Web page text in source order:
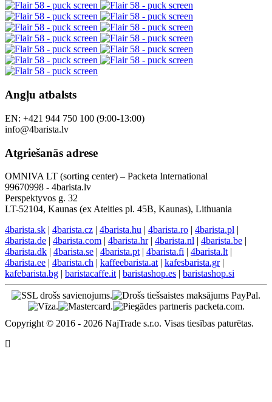
Angļu atbalsts
EN: +421 944 750 100 (9:00-13:00)
info@4barista.lv
Atgriešanās adrese
OMNIVA LT (sorting center) – Packeta International
99670998 - 4barista.lv
Perspektyvos g. 32
LT-52104, Kaunas (ex Ateities pl. 45B, Kaunas), Lithuania
4barista.sk | 4barista.cz | 4barista.hu | 4barista.ro | 4barista.pl |
4barista.de | 4barista.com | 4barista.hr| 4barista.nl | 4barista.be |
4barista.dk | 4barista.se | 4barista.pt | 4barista.fi | 4barista.lt |
4barista.ee | 4barista.ch | kaffeebarista.at | kafesbarista.gr|
kafebarista.bg | baristacaffe.it | baristashop.es | baristashop.si
Copyright © 2016 - 2026 NajTrade s.r.o. Visas tiesības paturētas.